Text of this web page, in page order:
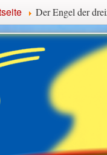
Der Engel der